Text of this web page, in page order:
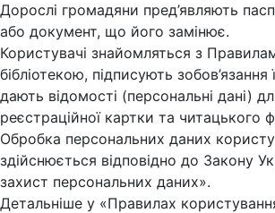
Дорослі громадяни пред’являють
або документ, що його замінює.
Користувачі знайомляться з
бібліотекою, підписують
дають відомості (персональні дані)
реєстраційної картки та читацького
Обробка персональних даних
здійснюється відповідно до Закону
захист персональних даних».
Детальніше у «Правилах